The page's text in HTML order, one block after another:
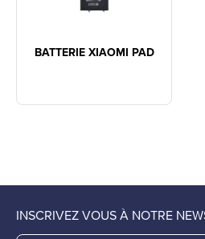
BATTERIE XIAOMI PAD
INSCRIVEZ VOUS À NOTRE